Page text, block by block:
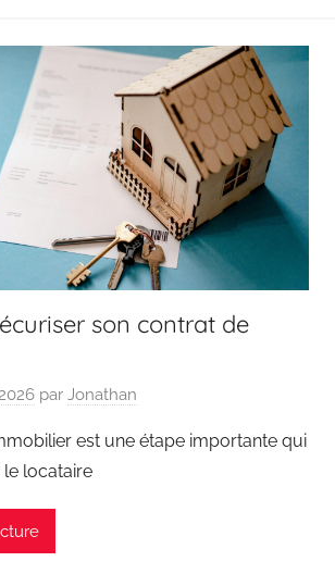
son contrat de
par Jonathan
est une étape importante qui
le locataire